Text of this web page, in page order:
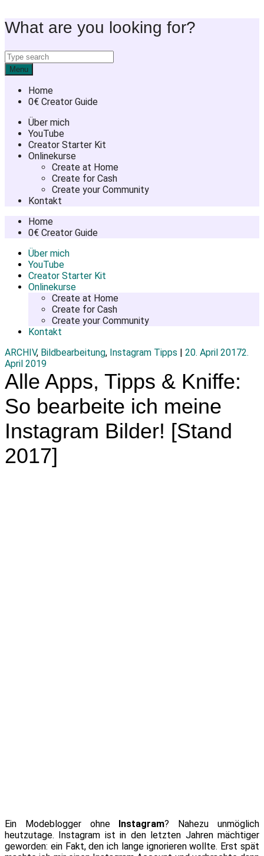
Skip
to
What are you looking for?
Menu
Home
0€ Creator Guide
Über mich
YouTube
Creator Starter Kit
Onlinekurse
Create at Home
Create for Cash
Create your Community
Kontakt
Home
0€ Creator Guide
Über mich
YouTube
Creator Starter Kit
Onlinekurse
Create at Home
Create for Cash
Create your Community
Kontakt
ARCHIV, Bildbearbeitung, Instagram Tipps 20. April 20172.
April 2019
Alle Apps, Tipps & Kniffe:
So bearbeite ich meine
Instagram Bilder! [Stand
2017]
Ein Modeblogger ohne Instagram? Nahezu unmöglich
heutzutage. Instagram ist in den letzten Jahren mächtiger
geworden: ein Fakt, den ich lange ignorieren wollte. Erst spät